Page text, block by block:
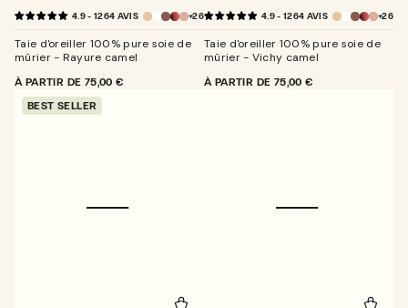
4.9 - 1264 AVIS +26
Taie d'oreiller 100% pure soie de
mûrier - Rayure camel
PRIX
NORMAL
À PARTIR DE 75,00 €
4.9 - 1264 AVIS +26
Taie d'oreiller 100% pure soie de
mûrier - Vichy camel
PRIX
À PARTIR DE 75,00 €
BEST SELLER